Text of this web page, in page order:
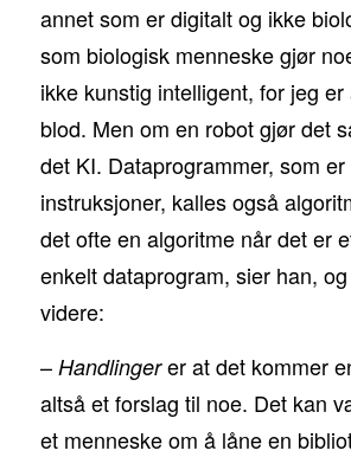
annet som er digitalt og ikke
som biologisk menneske gjør
ikke kunstig intelligent, for jeg er
blod. Men om en robot gjør det
det KI. Dataprogrammer, som
instruksjoner, kalles også
det ofte en algoritme når det er
enkelt dataprogram, sier han,
videre:
– Handlingerer at det kommer
altså et forslag til noe. Det kan
et menneske om å låne en